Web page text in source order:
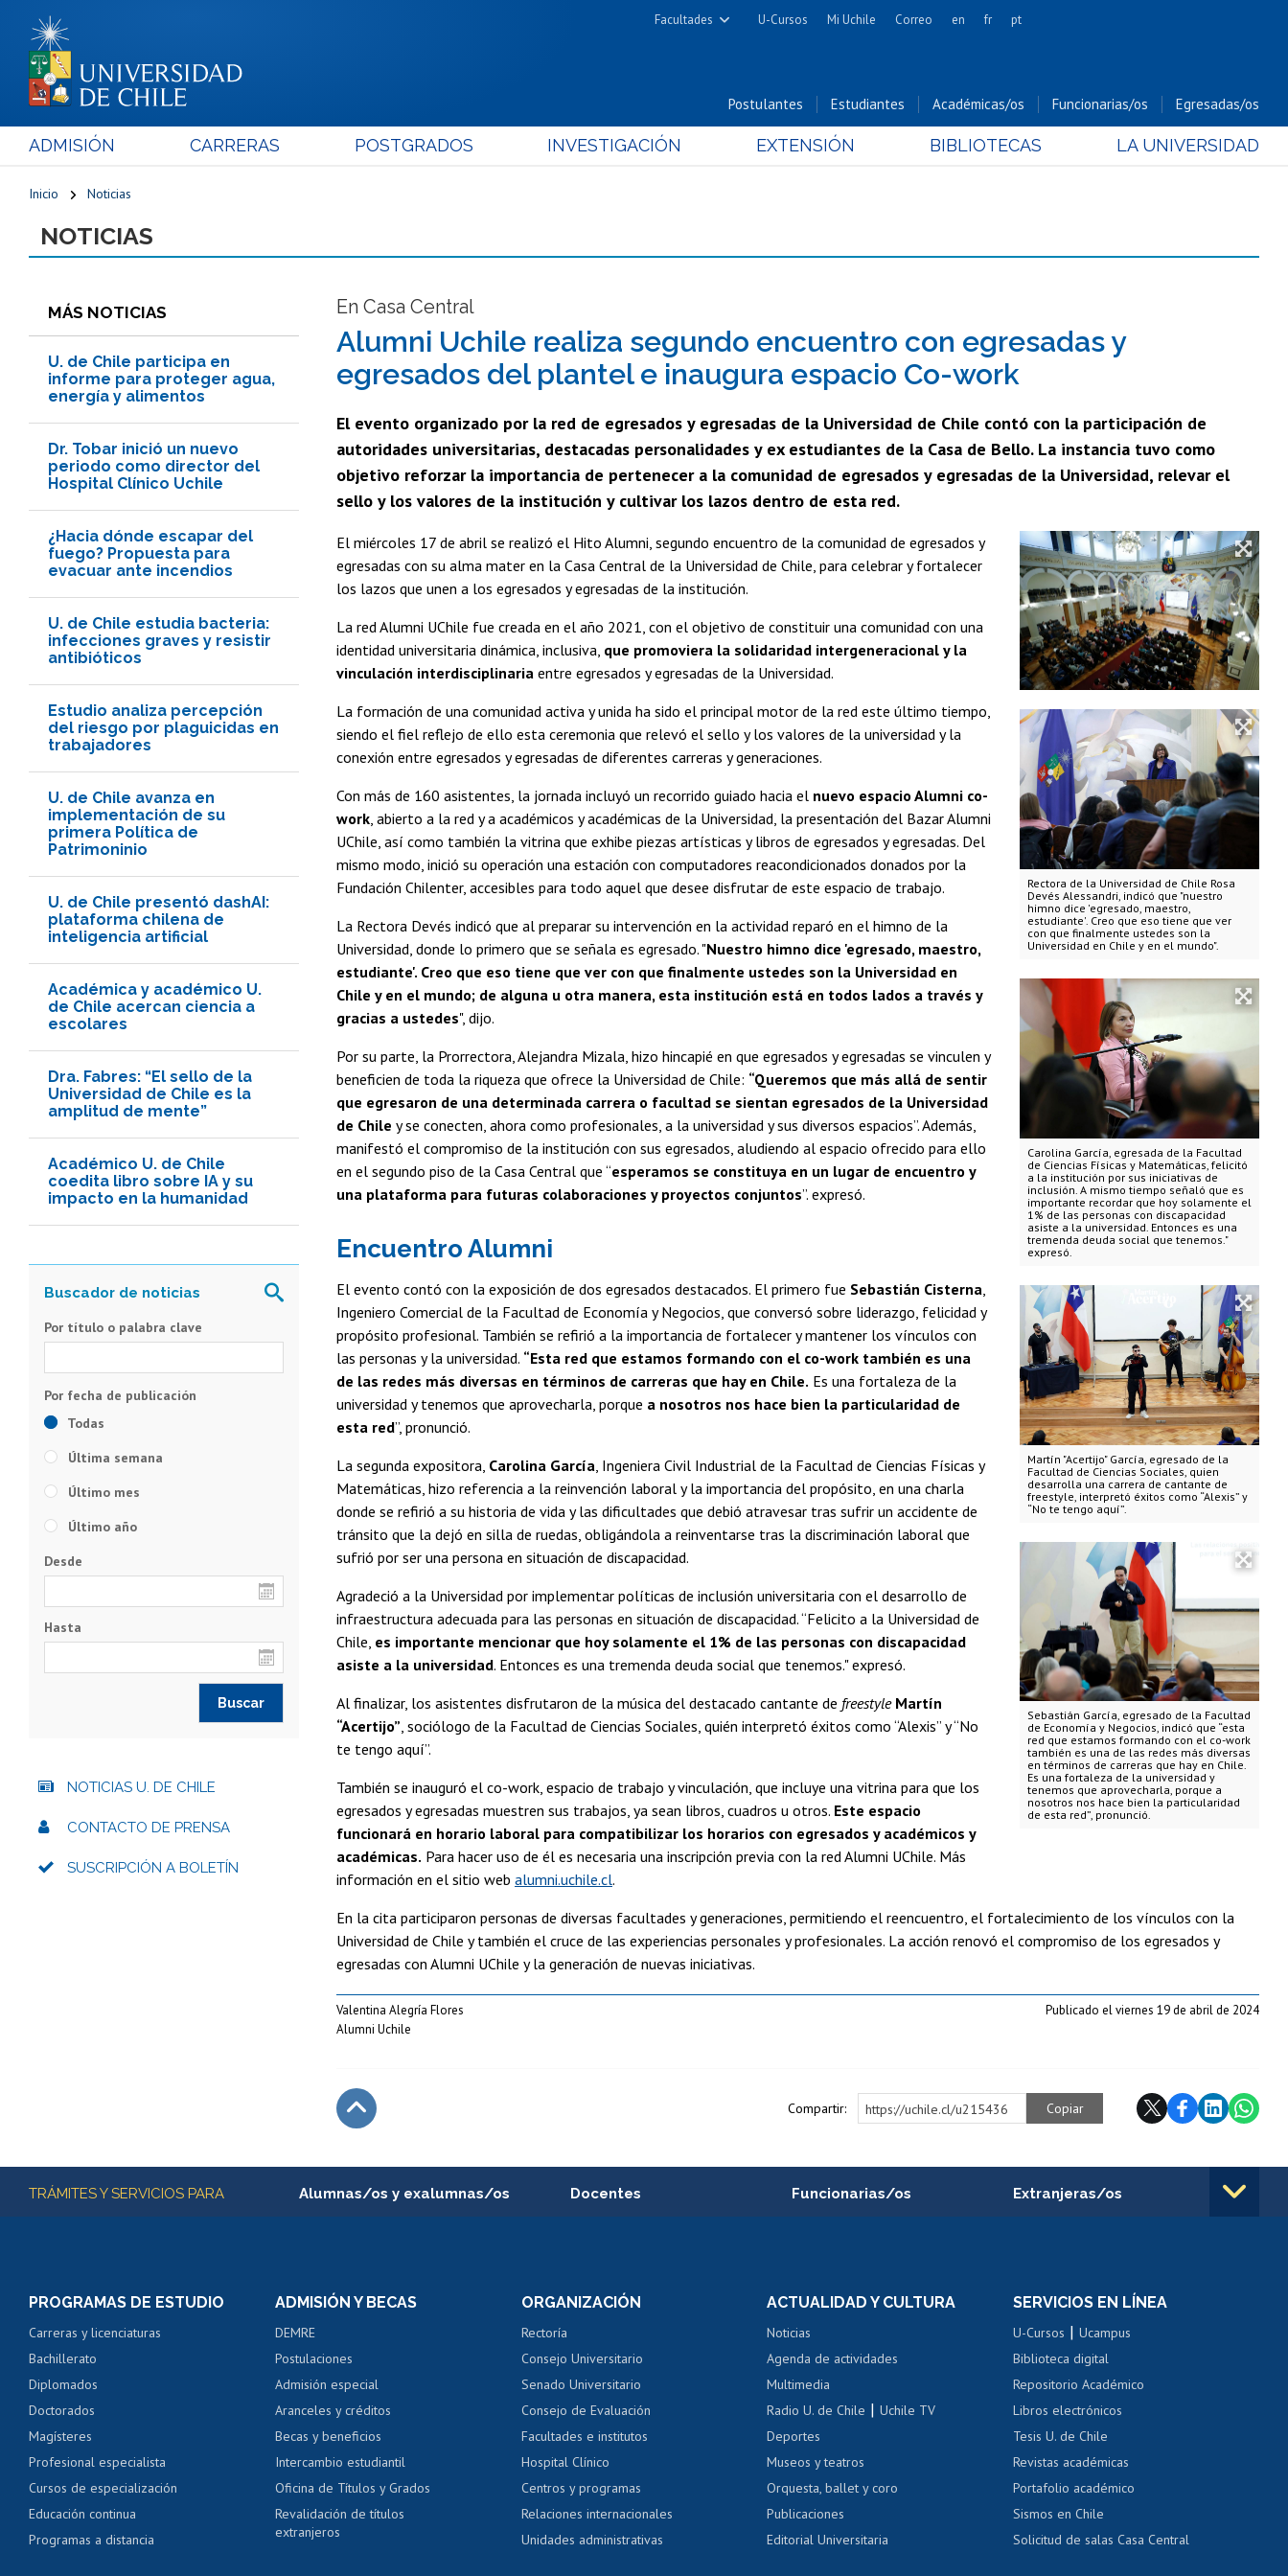
Facultades
Cs. Físicas y Matemáticas
Cs. Forestales y Conservación
Cs. Químicas y Farmacéuticas
Cs. Sociales
Nutrición y Tecnología de
Hospital Clínico
U-Cursos Mi Uchile Correo en fr pt
Postulantes Estudiantes Académicas/os Funcionarias/os Egresadas/os
ADMISIÓN CARRERAS POSTGRADOS INVESTIGACIÓN EXTENSIÓN BIBLIOTECAS LA UNIVERSIDAD
Inicio Noticias
NOTICIAS
MÁS NOTICIAS
U. de Chile participa en
informe para proteger agua,
energía y alimentos
Dr. Tobar inició un nuevo
periodo como director del
Hospital Clínico Uchile
¿Hacia dónde escapar del
fuego? Propuesta para
evacuar ante incendios
U. de Chile estudia bacteria:
infecciones graves y resistir
antibióticos
Estudio analiza percepción
del riesgo por plaguicidas en
trabajadores
U. de Chile avanza en
implementación de su
primera Política de
Patrimoninio
U. de Chile presentó dashAI:
plataforma chilena de
inteligencia artificial
Académica y académico U.
de Chile acercan ciencia a
escolares
Dra. Fabres: “El sello de la
Universidad de Chile es la
amplitud de mente”
Académico U. de Chile
coedita libro sobre IA y su
impacto en la humanidad
En Casa Central
Alumni Uchile realiza segundo encuentro con egresadas y
egresados del plantel e inaugura espacio Co-work
El evento organizado por la red de egresados y egresadas de la Universidad de Chile contó con la participación de
autoridades universitarias, destacadas personalidades y ex estudiantes de la Casa de Bello. La instancia tuvo como
objetivo reforzar la importancia de pertenecer a la comunidad de egresados y egresadas de la Universidad, relevar el
sello y los valores de la institución y cultivar los lazos dentro de esta red.
Rectora de la Universidad de Chile Rosa
Devés Alessandri, indicó que "nuestro
himno dice 'egresado, maestro,
estudiante'. Creo que eso tiene que ver
con que finalmente ustedes son la
Universidad en Chile y en el mundo".
Carolina García, egresada de la Facultad
de Ciencias Físicas y Matemáticas, felicitó
a la institución por sus iniciativas de
inclusión. A mismo tiempo señaló que es
importante recordar que hoy solamente el
1% de las personas con discapacidad
asiste a la universidad. Entonces es una
tremenda deuda social que tenemos."
expresó.
Martín "Acertijo" García, egresado de la
Facultad de Ciencias Sociales, quien
desarrolla una carrera de cantante de
freestyle, interpretó éxitos como “Alexis” y
“No te tengo aquí”.
Sebastián García, egresado de la Facultad
de Economía y Negocios, indicó que “esta
red que estamos formando con el co-work
también es una de las redes más diversas
en términos de carreras que hay en Chile.
Es una fortaleza de la universidad y
tenemos que aprovecharla, porque a
nosotros nos hace bien la particularidad
de esta red”, pronunció.
El miércoles 17 de abril se realizó el Hito Alumni, segundo encuentro de la comunidad de egresados y
egresadas con su alma mater en la Casa Central de la Universidad de Chile, para celebrar y fortalecer
los lazos que unen a los egresados y egresadas de la institución.
La red Alumni UChile fue creada en el año 2021, con el objetivo de constituir una comunidad con una
identidad universitaria dinámica, inclusiva, que promoviera la solidaridad intergeneracional y la
vinculación interdisciplinaria entre egresados y egresadas de la Universidad.
La formación de una comunidad activa y unida ha sido el principal motor de la red este último tiempo,
siendo el fiel reflejo de ello esta ceremonia que relevó el sello y los valores de la universidad y la
conexión entre egresados y egresadas de diferentes carreras y generaciones.
Con más de 160 asistentes, la jornada incluyó un recorrido guiado hacia el nuevo espacio Alumni co-
work , abierto a la red y a académicos y académicas de la Universidad, la presentación del Bazar Alumni
UChile, así como también la vitrina que exhibe piezas artísticas y libros de egresados y egresadas. Del
mismo modo, inició su operación una estación con computadores reacondicionados donados por la
Fundación Chilenter, accesibles para todo aquel que desee disfrutar de este espacio de trabajo.
La Rectora Devés indicó que al preparar su intervención en la actividad reparó en el himno de la
Universidad, donde lo primero que se señala es egresado. "Nuestro himno dice 'egresado, maestro,
estudiante'. Creo que eso tiene que ver con que finalmente ustedes son la Universidad en
Chile y en el mundo; de alguna u otra manera, esta institución está en todos lados a través y
gracias a ustedes", dijo.
Por su parte, la Prorrectora, Alejandra Mizala, hizo hincapié en que egresados y egresadas se vinculen y
beneficien de toda la riqueza que ofrece la Universidad de Chile: “Queremos que más allá de sentir
que egresaron de una determinada carrera o facultad se sientan egresados de la Universidad
de Chile y se conecten, ahora como profesionales, a la universidad y sus diversos espacios”. Además,
manifestó el compromiso de la institución con sus egresados, aludiendo al espacio ofrecido para ello
en el segundo piso de la Casa Central que “esperamos se constituya en un lugar de encuentro y
una plataforma para futuras colaboraciones y proyectos conjuntos”. expresó.
Encuentro Alumni
El evento contó con la exposición de dos egresados destacados. El primero fue Sebastián Cisterna
Ingeniero Comercial de la Facultad de Economía y Negocios, que conversó sobre liderazgo, felicidad y
propósito profesional. También se refirió a la importancia de fortalecer y mantener los vínculos con
las personas y la universidad. “Esta red que estamos formando con el co-work también es una
de las redes más diversas en términos de carreras que hay en Chile. Es una fortaleza de la
universidad y tenemos que aprovecharla, porque a nosotros nos hace bien la particularidad de
esta red”, pronunció.
La segunda expositora, Carolina García , Ingeniera Civil Industrial de la Facultad de Ciencias Físicas y
Matemáticas, hizo referencia a la reinvención laboral y la importancia del propósito, en una charla
donde se refirió a su historia de vida y las dificultades que debió atravesar tras sufrir un accidente de
tránsito que la dejó en silla de ruedas, obligándola a reinventarse tras la discriminación laboral que
sufrió por ser una persona en situación de discapacidad.
Agradeció a la Universidad por implementar políticas de inclusión universitaria con el desarrollo de
infraestructura adecuada para las personas en situación de discapacidad. “Felicito a la Universidad de
Chile, es importante mencionar que hoy solamente el 1% de las personas con discapacidad
asiste a la universidad. Entonces es una tremenda deuda social que tenemos." expresó.
Al finalizar, los asistentes disfrutaron de la música del destacado cantante de freestyle Martín
“Acertijo” , sociólogo de la Facultad de Ciencias Sociales, quién interpretó éxitos como “Alexis” y “No
te tengo aquí”.
También se inauguró el co-work, espacio de trabajo y vinculación, que incluye una vitrina para que los
egresados y egresadas muestren sus trabajos, ya sean libros, cuadros u otros. Este espacio
funcionará en horario laboral para compatibilizar los horarios con egresados y académicos y
académicas. Para hacer uso de él es necesaria una inscripción previa con la red Alumni UChile. Más
información en el sitio web alumni.uchile.cl.
En la cita participaron personas de diversas facultades y generaciones, permitiendo el reencuentro, el fortalecimiento de los vínculos con la
Universidad de Chile y también el cruce de las experiencias personales y profesionales. La acción renovó el compromiso de los egresados y
egresadas con Alumni UChile y la generación de nuevas iniciativas.
Valentina Alegría Flores
Alumni Uchile
Publicado el viernes 19 de abril de 2024
Compartir: https://uchile.cl/u215436 Copiar
Por título o palabra clave
Todas
Última semana
Último mes
Último año
Desde
Hasta
NOTICIAS U. DE CHILE
CONTACTO DE PRENSA
SUSCRIPCIÓN A BOLETÍN
Más información
TRÁMITES Y SERVICIOS PARA Alumnas/os y exalumnas/os
Consulta y certificado de notas
Servicio médico y dental
Pago de arancel y crédito alumnos
Pago de arancel y crédito exalumnos
Certificado de títulos y grados
Docentes
Perfeccionamiento
Evaluación docente
Calificación académica
Postulación al AUCAI
Funcionarias/os
Portal de movilidad interna
Certificado de renta
Certificado de renta
Gestión de correo uchile
Extranjeras/os
Movilidad Estudiantil
Cursos de español
Acoso laboral, sexual y violencia
PROGRAMAS DE ESTUDIO
Carreras y licenciaturas
Bachillerato
Diplomados
Doctorados
Magísteres
Profesional especialista
Cursos de especialización
Educación continua
Programas a distancia
ADMISIÓN Y BECAS
DEMRE
Postulaciones
Admisión especial
Aranceles y créditos
Becas y beneficios
Intercambio estudiantil
Oficina de Títulos y Grados
Revalidación de títulos
extranjeros
ORGANIZACIÓN
Rectoría
Consejo Universitario
Senado Universitario
Consejo de Evaluación
Facultades e institutos
Hospital Clínico
Centros y programas
Relaciones internacionales
Unidades administrativas
ACTUALIDAD Y CULTURA
Noticias
Agenda de actividades
Multimedia
Radio U. de Chile |Uchile TV
Deportes
Museos y teatros
Orquesta, ballet y coro
Publicaciones
Editorial Universitaria
SERVICIOS EN LÍNEA
U-Cursos |Ucampus
Biblioteca digital
Repositorio Académico
Libros electrónicos
Tesis U. de Chile
Revistas académicas
Portafolio académico
Sismos en Chile
Solicitud de salas Casa Central